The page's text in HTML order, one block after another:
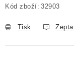
Kód zboží: 32903
Tisk